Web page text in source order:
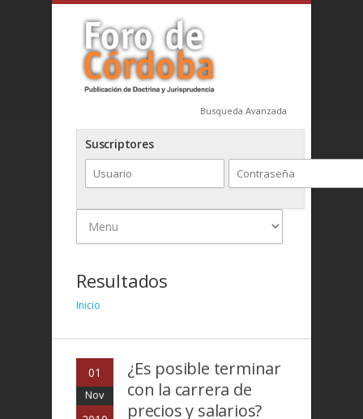
Busqueda Avanzada
Suscriptores
Resultados
Inicio
01
Nov
¿Es posible terminar
con la carrera de
precios y salarios?